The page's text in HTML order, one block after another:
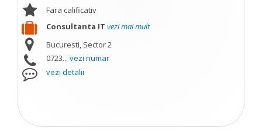
Fara calificativ
Consultanta IT vezi mai mult
Bucuresti, Sector 2
0723... vezi numar
vezi detalii